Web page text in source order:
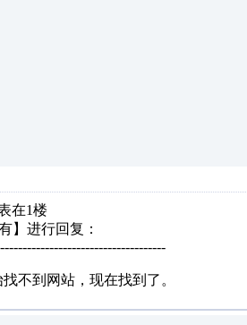
在1楼
进行回复：
不到网站，现在找到了。